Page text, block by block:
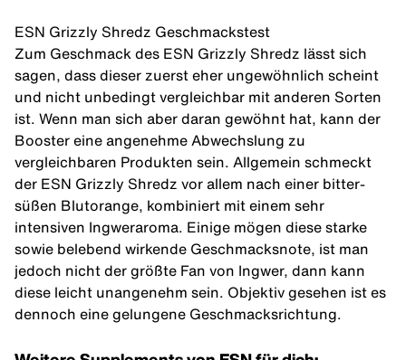
ESN Grizzly Shredz Geschmackstest
Zum Geschmack des ESN Grizzly Shredz lässt sich
sagen, dass dieser zuerst eher ungewöhnlich scheint
und nicht unbedingt vergleichbar mit anderen Sorten
ist. Wenn man sich aber daran gewöhnt hat, kann der
Booster eine angenehme Abwechslung zu
vergleichbaren Produkten sein. Allgemein schmeckt
der ESN Grizzly Shredz vor allem nach einer bitter-
süßen Blutorange, kombiniert mit einem sehr
intensiven Ingweraroma. Einige mögen diese starke
sowie belebend wirkende Geschmacksnote, ist man
jedoch nicht der größte Fan von Ingwer, dann kann
diese leicht unangenehm sein. Objektiv gesehen ist es
dennoch eine gelungene Geschmacksrichtung.